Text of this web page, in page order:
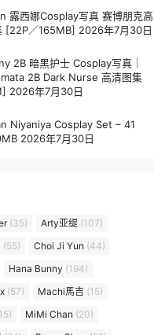
露西娜Cosplay写真 赛博朋克高
[22P／165MB] 2026年7月30日
2B 暗黑护士 Cosplay写真｜
2B Dark Nurse 高清图集
2026年7月30日
Niyaniya Cosplay Set – 41
2026年7月30日
(35) Arty亚缇 (107)
(55) Choi Ji Yun (44)
Hana Bunny (194)
(57) Machi馬吉 (15)
MiMi Chan (20)